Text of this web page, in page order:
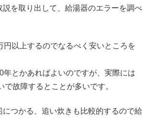
説を取り出して、給湯器のエラーを調べ
円以上するのでなるべく安いところを
年とかあればよいのですが、実際には
で故障するとことが多いです。
につかる、追い炊きも比較的するので給